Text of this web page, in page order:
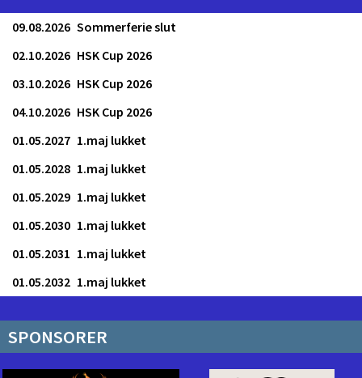
Sommerferie slut
09.08.2026
HSK Cup 2026
02.10.2026
HSK Cup 2026
03.10.2026
HSK Cup 2026
04.10.2026
1.maj lukket
01.05.2027
1.maj lukket
01.05.2028
1.maj lukket
01.05.2029
1.maj lukket
01.05.2030
1.maj lukket
01.05.2031
1.maj lukket
01.05.2032
SPONSORER